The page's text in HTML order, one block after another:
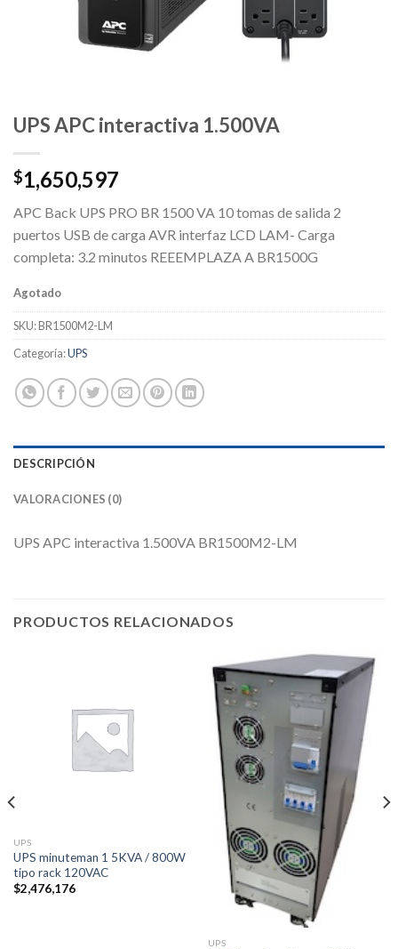
UPS APC interactiva 1.500VA
$1,650,597
APC Back UPS PRO BR 1500 VA 10 tomas de salida 2
puertos USB de carga AVR interfaz LCD LAM- Carga
completa: 3.2 minutos REEEMPLAZA A BR1500G
Agotado
SKU:BR1500M2-LM
Categoría:UPS
DESCRIPCIÓN
VALORACIONES (0)
UPS APC interactiva 1.500VA BR1500M2-LM
PRODUCTOS RELACIONADOS
UPS
UPS minuteman 1 5KVA / 800W
tipo rack 120VAC
$2,476,176
UPS